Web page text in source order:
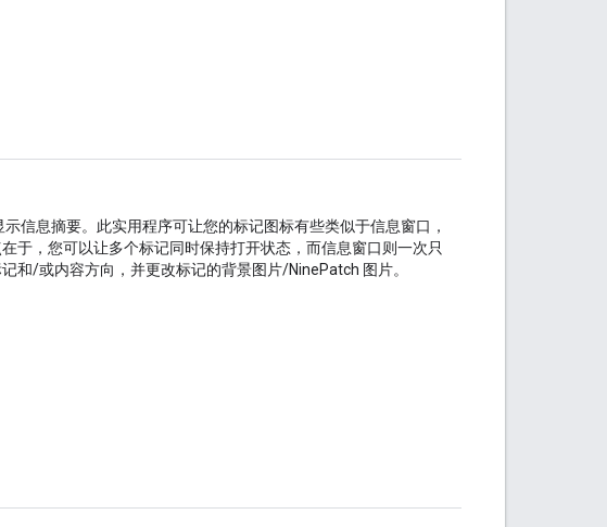
示信息摘要。此实用程序可让您的标记图标有些类似于信息窗口，
于，您可以让多个标记同时保持打开状态，而信息窗口则一次只
和/或内容方向，并更改标记的背景图片/NinePatch 图片。